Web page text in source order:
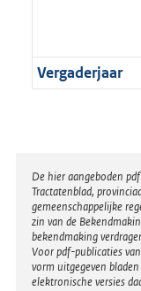
Vergaderjaar
Disclaimer
De hier aangeboden
Tractatenblad,
gemeenschappelijke
zin van de
bekendmaking
Voor pdf-publicaties
vorm uitgegeven
elektronische versies